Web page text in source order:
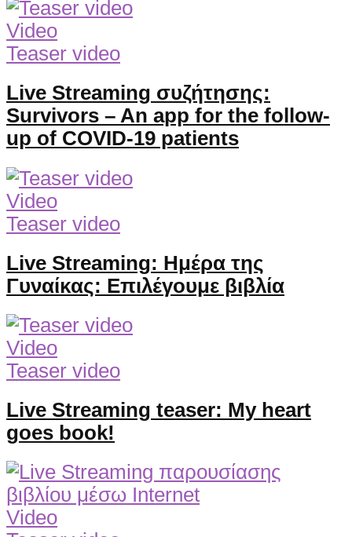
Video
Teaser video
Live Streaming συζήτησης:
Survivors – An app for the follow-
up of COVID-19 patients
Video
Teaser video
Live Streaming: Ημέρα της
Γυναίκας: Επιλέγουμε βιβλία
Video
Teaser video
Live Streaming teaser: My heart
goes book!
Video